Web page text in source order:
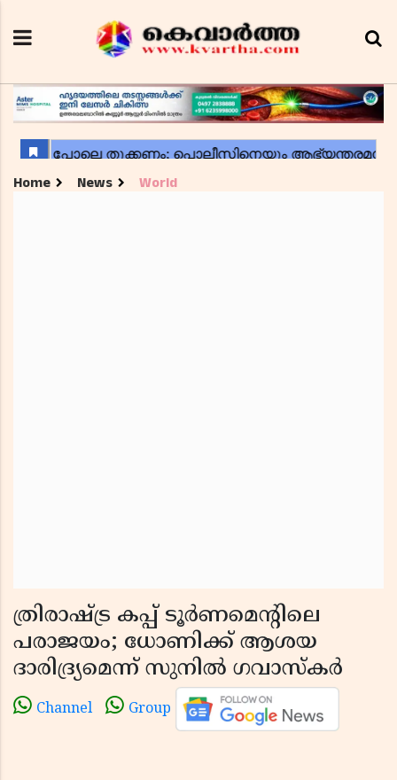
Home News World
ത്രിരാഷ്ട്ര കപ്പ് ടൂര്‍ണമെന്റിലെ
പരാജയം; ധോണിക്ക് ആശയ
ദാരിദ്ര്യമെന്ന് സുനില്‍ ഗവാസ്‌കര്‍
Channel Group